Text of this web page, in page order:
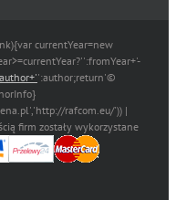
currentYear=new
':author;return'©
rafcom.eu/')) |
firm zostały wykorzystane